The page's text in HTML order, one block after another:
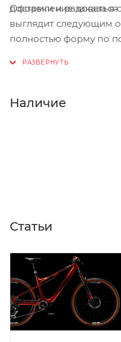
доставки и
Оформление заказа в
выглядит следующим
полностью форму по
Нажмите кнопку
Наличие
Статьи